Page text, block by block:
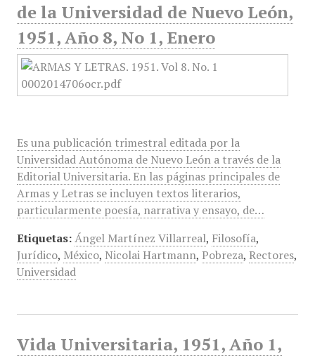
de la Universidad de Nuevo León,
1951, Año 8, No 1, Enero
Es una publicación trimestral editada por la
Universidad Autónoma de Nuevo León a través de la
Editorial Universitaria. En las páginas principales de
Armas y Letras se incluyen textos literarios,
particularmente poesía, narrativa y ensayo, de…
Etiquetas: Ángel Martínez Villarreal, Filosofía,
Jurídico, México, Nicolai Hartmann, Pobreza, Rectores,
Universidad
Vida Universitaria, 1951, Año 1,